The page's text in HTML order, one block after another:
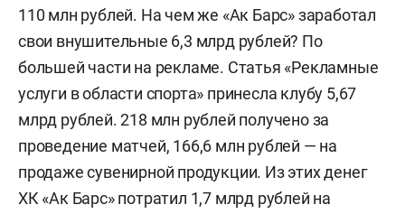
110 млн рублей. На чем же «Ак Барс» заработал
свои внушительные 6,3 млрд рублей? По
большей части на рекламе. Статья «Рекламные
услуги в области спорта» принесла клубу 5,67
млрд рублей. 218 млн рублей получено за
проведение матчей, 166,6 млн рублей — на
продаже сувенирной продукции. Из этих денег
ХК «Ак Барс» потратил 1,7 млрд рублей на